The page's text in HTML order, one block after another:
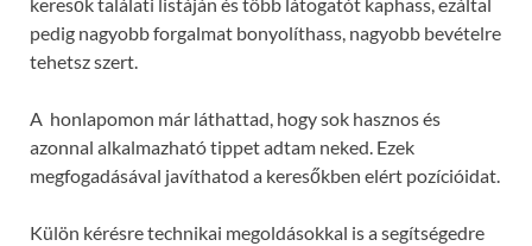
keresők találati listáján és több látogatót kaphass, ezáltal
pedig nagyobb forgalmat bonyolíthass, nagyobb bevételre
tehetsz szert.
A honlapomon már láthattad, hogy sok hasznos és
azonnal alkalmazható tippet adtam neked. Ezek
megfogadásával javíthatod a keresőkben elért pozícióidat.
Külön kérésre technikai megoldásokkal is a segítségedre